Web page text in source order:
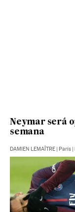
Neymar será
semana
DAMIEN LEMAÎTRE París